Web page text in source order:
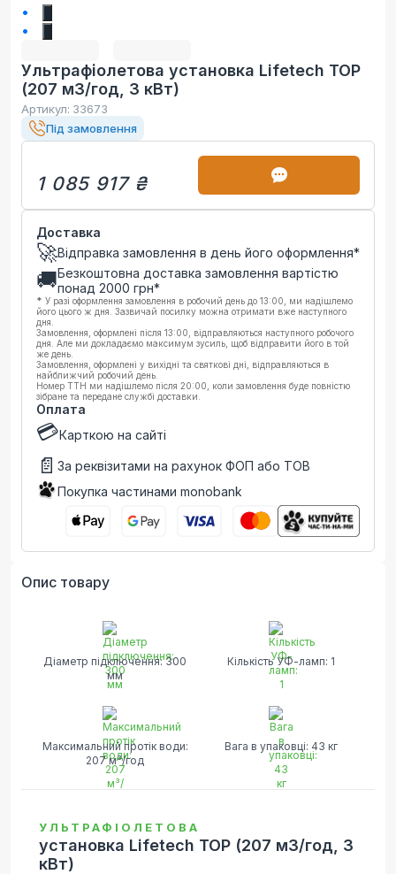
Ультрафіолетова установка Lifetech TOP
(207 м3/год, 3 кВт)
Артикул: 33673
Під замовлення
1 085 917 ₴
Доставка
🚀Відправка замовлення в день його оформлення*
🚚Безкоштовна доставка замовлення вартістю
понад 2000 грн*
* У разі оформлення замовлення в робочий день до 13:00, ми надішлемо
його цього ж дня. Зазвичай посилку можна отримати вже наступного
дня.
Замовлення, оформлені після 13:00, відправляються наступного робочого
дня. Але ми докладаємо максимум зусиль, щоб відправити його в той
же день.
Замовлення, оформлені у вихідні та святкові дні, відправляються в
найближчий робочий день.
Номер ТТН ми надішлемо після 20:00, коли замовлення буде повністю
зібране та передане службі доставки.
Оплата
💳Карткою на сайті
📄 За реквізитами на рахунок ФОП або ТОВ
Покупка частинами monobank
Опис товару
Діаметр підключення: 300
мм
Кількість УФ-ламп: 1
Максимальний протік води:
207 м³/год
Вага в упаковці: 43 кг
УЛЬТРАФІОЛЕТОВА
установка Lifetech TOP (207 м3/год, 3
кВт)